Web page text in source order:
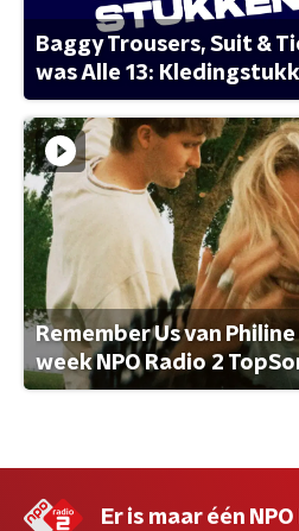
Baggy Trousers, Suit &
was Alle 13:
Remember Us van
week NPO Radio 2
Er is maar één